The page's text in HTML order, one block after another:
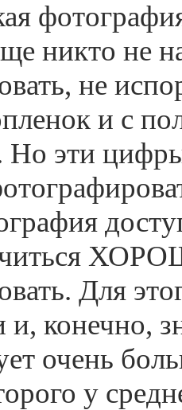
никто не
не
и с
Но эти
Для
и, конечно,
очень
у